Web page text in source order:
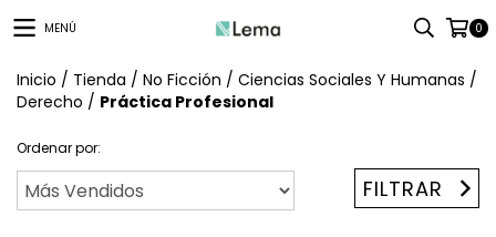
MENÚ 0
Inicio / Tienda / No Ficción / Ciencias Sociales Y Humanas /
Derecho / Práctica Profesional
Ordenar por:
FILTRAR